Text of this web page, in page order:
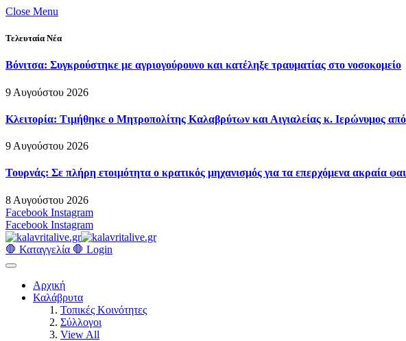
Close Menu
Τελευταία Νέα
Βόνιτσα: Συγκρούστηκε με αγριογούρουνο και κατέληξε τραυματίας στο νοσοκομείο
9 Αυγούστου 2026
Κλειτορία: Τιμήθηκε ο Μητροπολίτης Καλαβρύτων και Αιγιαλείας κ.
9 Αυγούστου 2026
Τουρνάς: Σε πλήρη ετοιμότητα ο κρατικός μηχανισμός για τα επερχόμενα ακραία
8 Αυγούστου 2026
Facebook Instagram
Facebook Instagram
🛑 Καταγγελία 🛑 Login
Αρχική
Καλάβρυτα
Τοπικές Κοινότητες
Σύλλογοι
View All